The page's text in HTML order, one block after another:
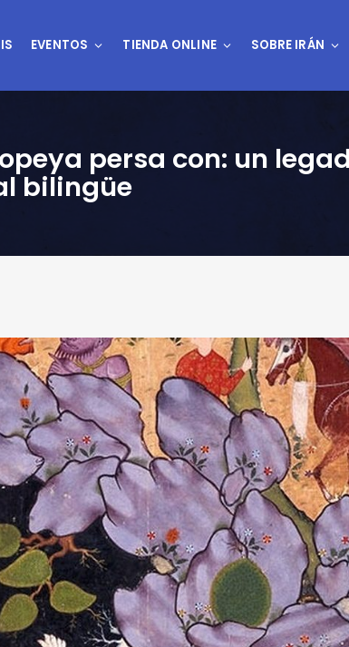
EVENTOS TIENDA ONLINE SOBRE IRÁN
persa con: un
bilingüe